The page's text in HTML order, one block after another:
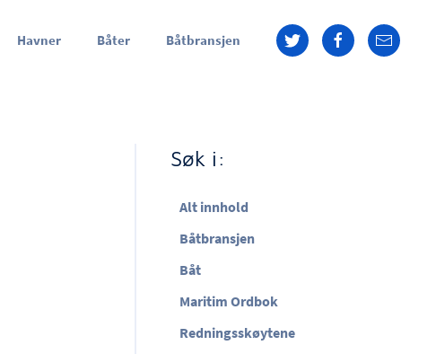
Havner Båter Båtbransjen
Søk i:
Alt innhold
Båtbransjen
Båt
Maritim Ordbok
Redningsskøytene